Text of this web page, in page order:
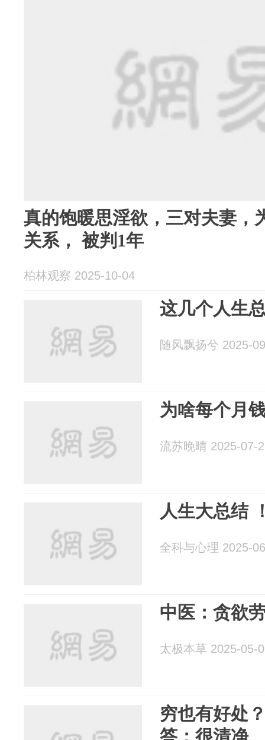
真的饱暖思淫欲，三对夫妻，
关系， 被判1年
柏林观察 2025-10-04
这几个人生
随风飘扬兮 2025-
为啥每个月
流苏晚晴 2025-07-
人生大总结
全科与心理 2025-
中医：贪欲
太极本草 2025-05-
穷也有好处